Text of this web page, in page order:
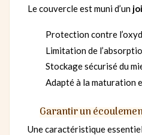
Le couvercle est muni d’un
Protection contre
Limitation de
Stockage sécurisé du
Adapté à la maturation
Garantir un
Une caractéristique